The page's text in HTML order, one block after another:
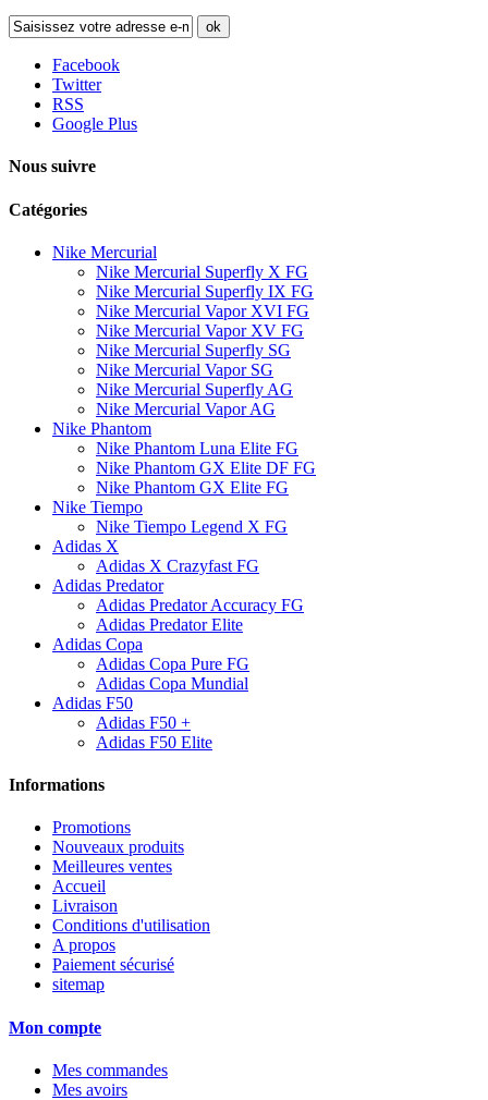
ok
Facebook
Twitter
RSS
Google Plus
Nous suivre
Catégories
Nike Mercurial
Nike Mercurial Superfly X FG
Nike Mercurial Superfly IX FG
Nike Mercurial Vapor XVI FG
Nike Mercurial Vapor XV FG
Nike Mercurial Superfly SG
Nike Mercurial Vapor SG
Nike Mercurial Superfly AG
Nike Mercurial Vapor AG
Nike Phantom
Nike Phantom Luna Elite FG
Nike Phantom GX Elite DF FG
Nike Phantom GX Elite FG
Nike Tiempo
Nike Tiempo Legend X FG
Adidas X
Adidas X Crazyfast FG
Adidas Predator
Adidas Predator Accuracy FG
Adidas Predator Elite
Adidas Copa
Adidas Copa Pure FG
Adidas Copa Mundial
Adidas F50
Adidas F50 +
Adidas F50 Elite
Informations
Promotions
Nouveaux produits
Meilleures ventes
Accueil
Livraison
Conditions d'utilisation
A propos
Paiement sécurisé
sitemap
Mon compte
Mes commandes
Mes avoirs